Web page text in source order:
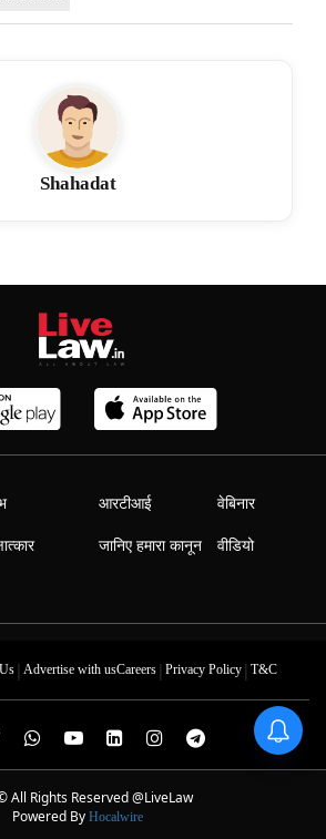
Shahadat
आरटीआई
जानिए हमारा कानून
वेबिनार
वीडियो
| Advertise with usCareers| Privacy Policy| T&C
All Rights Reserved @LiveLaw
Powered By Hocalwire